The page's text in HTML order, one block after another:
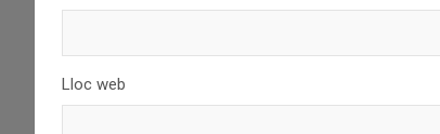
Lloc web